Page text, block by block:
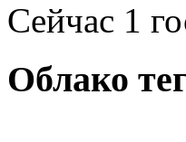
Сейчас 1
Облако